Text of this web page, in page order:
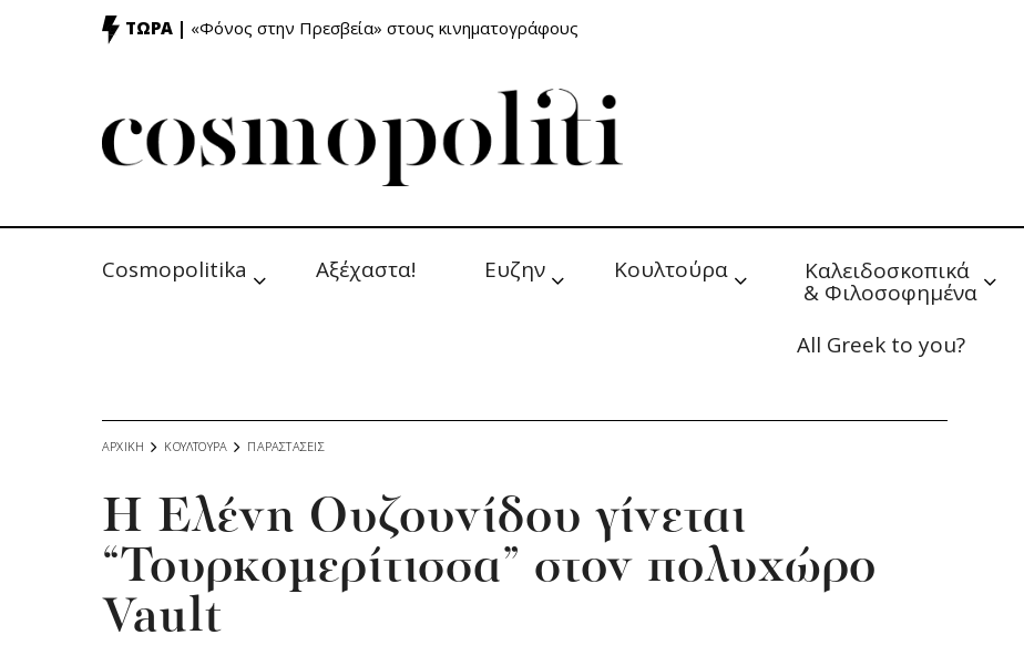
ΤΩΡΑ | «Φόνος στην Πρεσβεία» στους κινηματογράφους
Cosmopolitika Αξέχαστα! Ευζην Κουλτούρα Καλειδοσκοπικά
& Φιλοσοφημένα
All Greek to you?
ΑΡΧΙΚΗ ΚΟΥΛΤΟΥΡΑ ΠΑΡΑΣΤΑΣΕΙΣ
Η Ελένη Ουζουνίδου γίνεται
“Τουρκομερίτισσα” στον πολυχώρο
Vault